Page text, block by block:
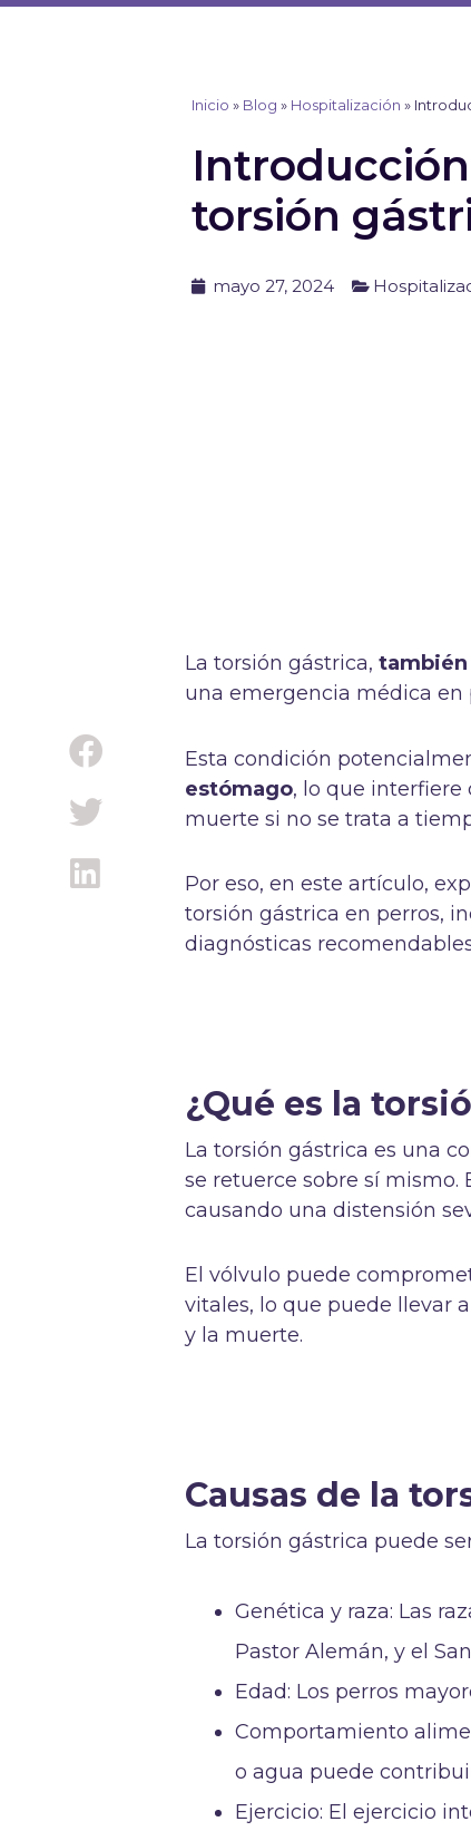
Ir
Inicio » Blog » Hospitalización »
torsión
mayo 27, 2024
La torsión gástrica, también
una emergencia médica en
Esta condición
estómago, lo que
muerte si no se trata a
Por eso, en este artículo,
torsión gástrica en perros,
diagnósticas
¿Qué es la
La torsión gástrica es una
se retuerce sobre sí
causando una distensión
El vólvulo puede
vitales, lo que puede llevar
y la muerte.
Causas de la
La torsión gástrica puede
Genética y raza: Las
Pastor Alemán, y el
Edad: Los perros
Comportamiento
o agua puede
Ejercicio: El ejercicio